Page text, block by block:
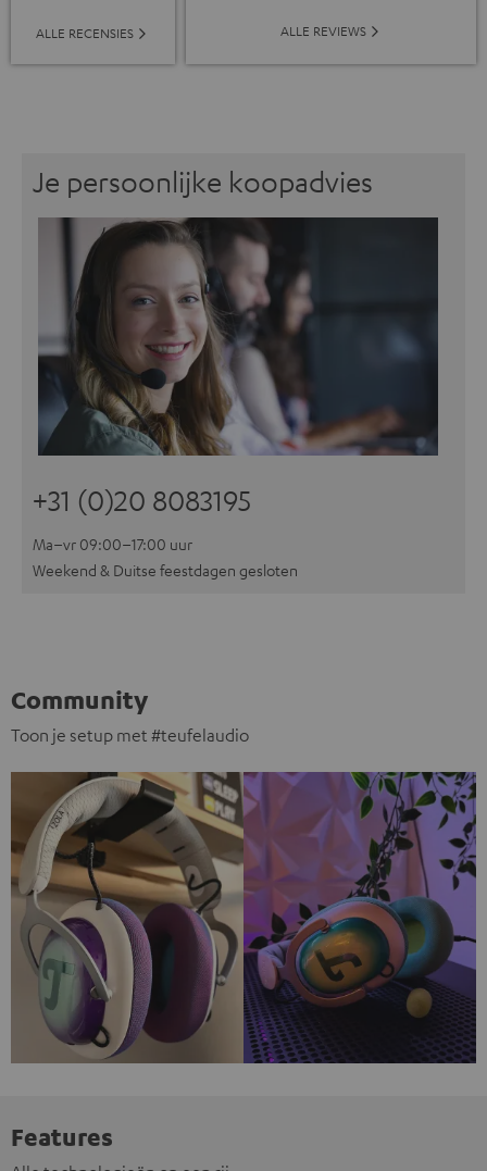
ALLE RECENSIES ALLE REVIEWS
Je persoonlijke koopadvies
+31 (0)20 8083195
Ma–vr 09:00–17:00 uur
Weekend & Duitse feestdagen gesloten
Community
Toon je setup met #teufelaudio
Features